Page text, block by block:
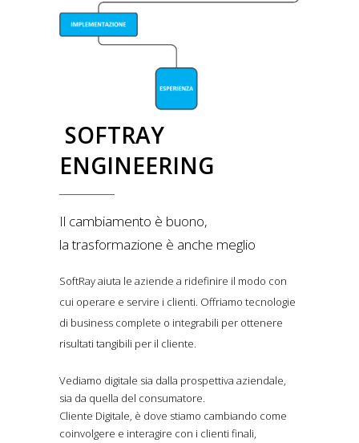
SOFTRAY
ENGINEERING
Il cambiamento è buono,
la trasformazione è anche meglio
SoftRay aiuta le aziende a ridefinire il modo con
cui operare e servire i clienti. Offriamo tecnologie
di business complete o integrabili per ottenere
risultati tangibili per il cliente.
Vediamo digitale sia dalla prospettiva aziendale,
sia da quella del consumatore.
Cliente Digitale, è dove stiamo cambiando come
coinvolgere e interagire con i clienti finali,